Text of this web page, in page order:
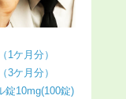
1ケ月分）
3ケ月分）
錠10mg(100錠)